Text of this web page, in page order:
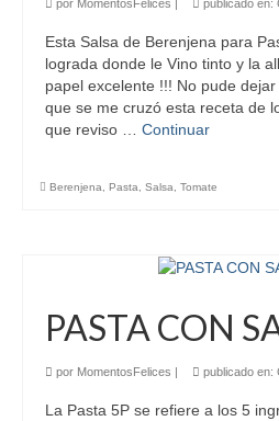
por MomentosFelices | publicado en:
Esta Salsa de Berenjena para
lograda donde le Vino tinto y la
papel excelente !!! No pude
que se me cruzó esta receta de
que reviso … Continuar
Berenjena Pasta Salsa Tomate
PASTA CON
por MomentosFelices | publicado en:
La Pasta 5P se refiere a los 5